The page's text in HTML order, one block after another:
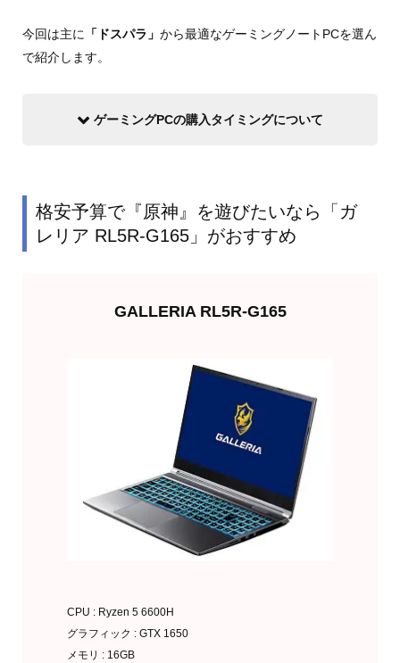
今回は主に 「ドスパラ」 から最適なゲーミングノートPCを選ん
で紹介します。
ゲーミングPCの購入タイミングについて
格安予算で『原神』を遊びたいなら「ガ
レリア RL5R-G165」がおすすめ
GALLERIA RL5R-G165
CPU : Ryzen 5 6600H
グラフィック : GTX 1650
メモリ : 16GB